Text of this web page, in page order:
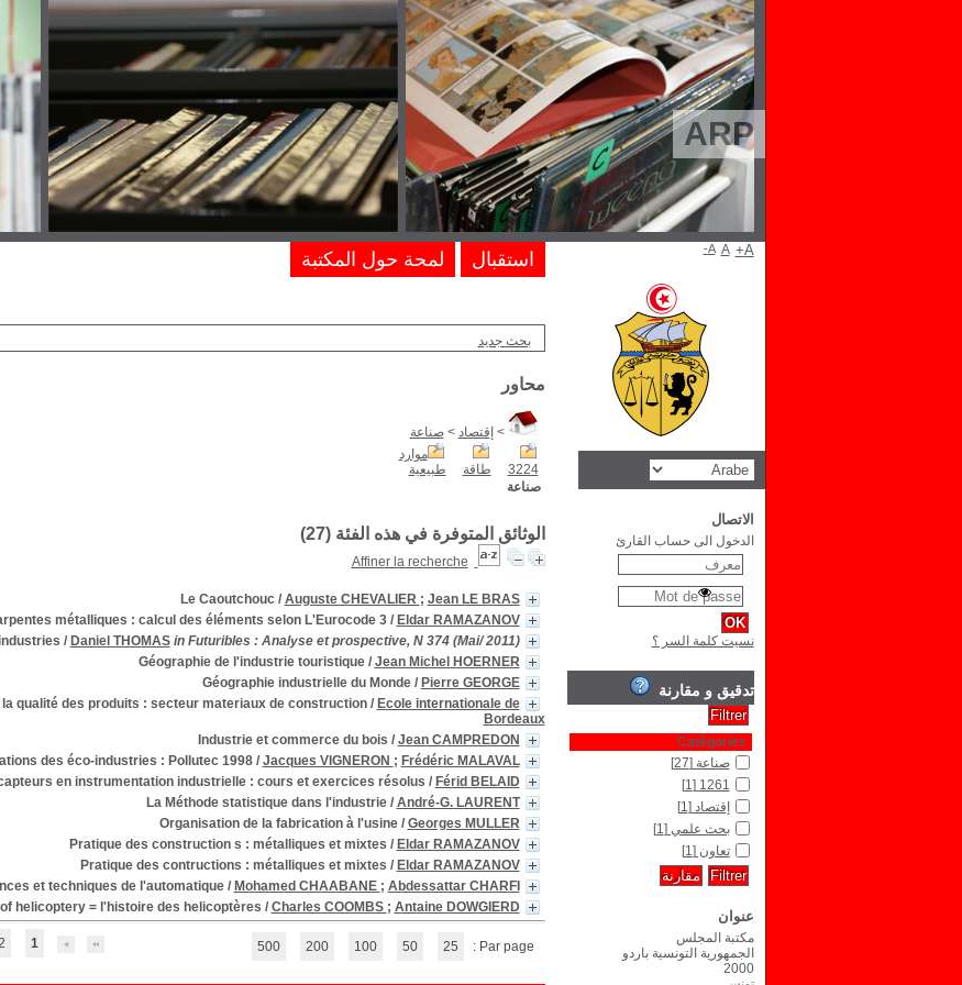
ARP
بحث جديد
محاور
> إقتصاد >صناعة
3224 طاقة
موارد
طبيعية
صناعة
الوثائق المتوفرة في هذه الفئة (27
)
Affiner la recherche
Le Caoutchouc/ Auguste CHEVALIER ; Jean LE BRAS
métalliques : calcul des éléments selon L'Eurocode 3/ Eldar RAMAZANOV
/ Daniel THOMAS in Futuribles : Analyse et prospective, N 374 (Mai/ 2011)
Géographie de l'industrie touristique/ Jean Michel HOERNER
Géographie industrielle du Monde/ Pierre GEORGE
qualité des produits : secteur materiaux de construction/ Ecole internationale de
Bordeaux
Industrie et commerce du bois / Jean CAMPREDON
des éco-industries : Pollutec 1998/ Jacques VIGNERON ; Frédéric MALAVAL
en instrumentation industrielle : cours et exercices résolus / Férid BELAID
La Méthode statistique dans l'industrie/ André-G. LAURENT
Organisation de la fabrication à l'usine/ Georges MULLER
Pratique des construction s : métalliques et mixtes / Eldar RAMAZANOV
Pratique des contructions : métalliques et mixtes / Eldar RAMAZANOV
et techniques de l'automatique/ Mohamed CHAABANE ; Abdessattar CHARFI
helicoptery = l'histoire des helicoptères / Charles COOMBS ; Antaine DOWGIERD
1 Par page :
25
50
100
200
500
استقبال لمحة حول المكتبة A- A A+
الاتصال
الدخول الى حساب القارئ
نسيت كلمة السر ؟
تدقيق و مقارنة
Catégories
صناعة [27]
1261
[1]
إقتصاد [1]
بحث علمي [1]
تعاون [1]
عنوان
مكتبة المجلس
الجمهورية التونسية باردو
2000